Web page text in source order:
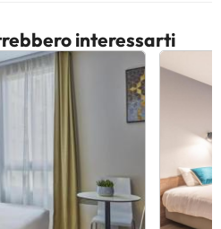
interessarti